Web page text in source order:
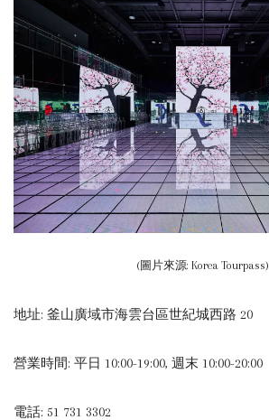
(圖片來源: Korea Tourpass)
地址: 釜山廣域市海雲台區世紀城西路 20
營業時間: 平日 10:00-19:00, 週末 10:00-20:00
電話: 51 731 3302